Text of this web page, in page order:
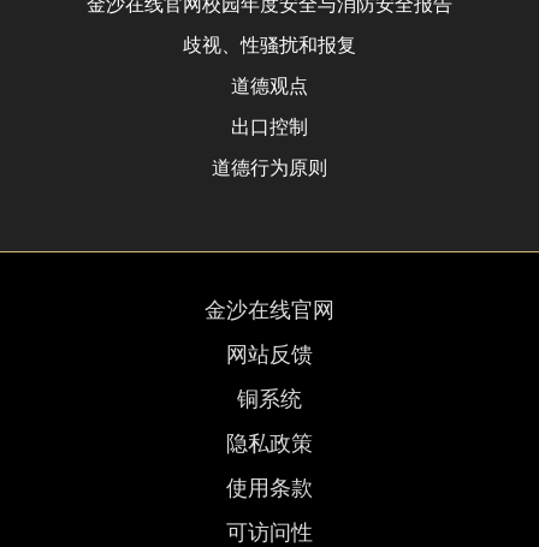
金沙在线官网校园年度安全与消防安全报告
歧视、性骚扰和报复
道德观点
出口控制
道德行为原则
金沙在线官网
网站反馈
铜系统
隐私政策
使用条款
可访问性